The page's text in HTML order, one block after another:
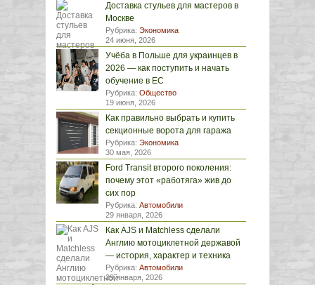
Доставка стульев для мастеров в
Москве
Рубрика: Экономика
24 июня, 2026
Учёба в Польше для украинцев в
2026 — как поступить и начать
обучение в ЕС
Рубрика: Общество
19 июня, 2026
Как правильно выбрать и купить
секционные ворота для гаража
Рубрика: Экономика
30 мая, 2026
Ford Transit второго поколения:
почему этот «работяга» жив до
сих пор
Рубрика: Автомобили
29 января, 2026
Как AJS и Matchless сделали
Англию мотоциклетной державой
— история, характер и техника
Рубрика: Автомобили
29 января, 2026